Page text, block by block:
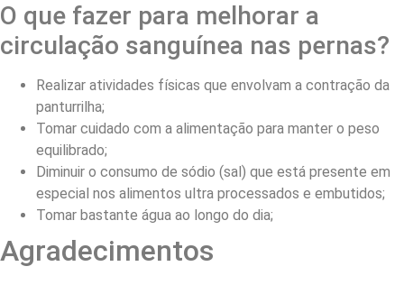
O que fazer para melhorar a
circulação sanguínea nas pernas?
Realizar atividades físicas que envolvam a contração da
panturrilha;
Tomar cuidado com a alimentação para manter o peso
equilibrado;
Diminuir o consumo de sódio (sal) que está presente em
especial nos alimentos ultra processados e embutidos;
Tomar bastante água ao longo do dia;
Agradecimentos